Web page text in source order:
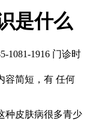
是什么
1081-1916 门诊时
容简短，有 任何
种皮肤病很多青少